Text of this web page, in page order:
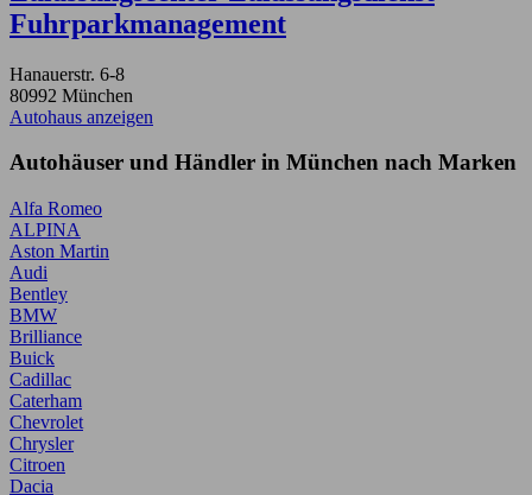
Fuhrparkmanagement
Hanauerstr. 6-8
80992 München
Autohaus anzeigen
Autohäuser und Händler in München nach Marken
Alfa Romeo
ALPINA
Aston Martin
Audi
Bentley
BMW
Brilliance
Buick
Cadillac
Caterham
Chevrolet
Chrysler
Citroen
Dacia